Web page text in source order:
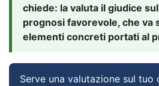
chiede: la valuta il giudice
prognosi favorevole, che va
elementi concreti portati al
Serve una valutazione sul tuo